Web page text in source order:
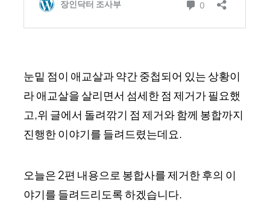
눈밑 점이 애교살과 약간 중첩되어 있는 상황이
라 애교살을 살리면서 섬세한 점 제거가 필요했
고,위 글에서 돌려깎기 점 제거와 함께 봉합까지
진행한 이야기를 들려드렸는데요.
오늘은 2편 내용으로 봉합사를 제거한 후의 이
야기를 들려드리도록 하겠습니다.